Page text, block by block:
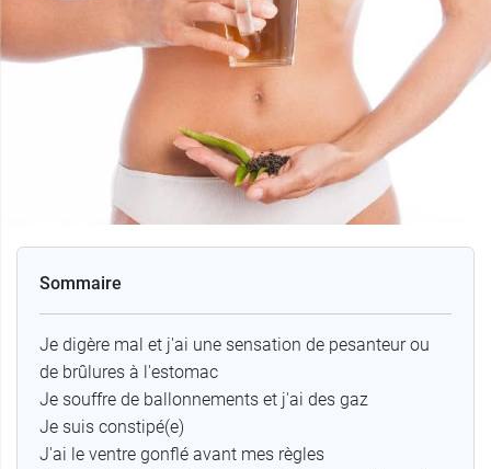
Sommaire
Je digère mal et j'ai une sensation de pesanteur ou
de brûlures à l'estomac
Je souffre de ballonnements et j'ai des gaz
Je suis constipé(e)
J'ai le ventre gonflé avant mes règles